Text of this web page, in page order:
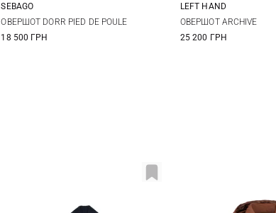
S M L
SEBAGO
ОВЕРШОТ DORR PIED DE POULE
18 500 ГРН
M L
LEFT HAND
ОВЕРШОТ ARCHIVE
25 200 ГРН